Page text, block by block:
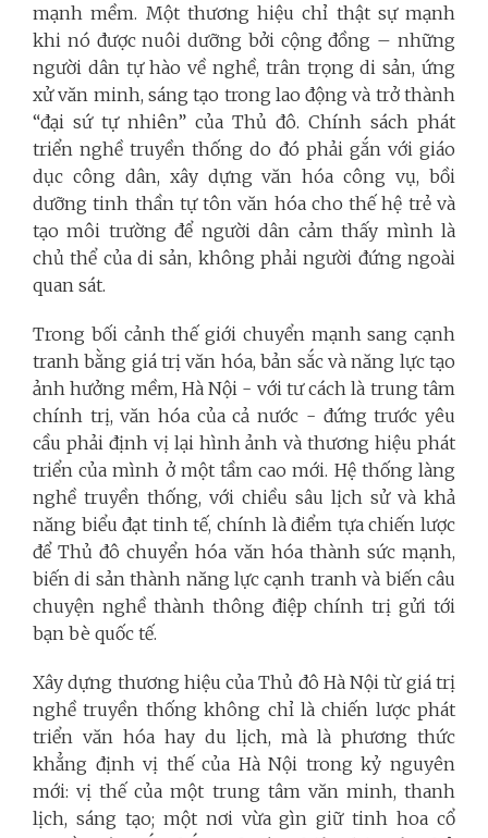
mạnh mềm. Một thương hiệu chỉ thật sự mạnh
khi nó được nuôi dưỡng bởi cộng đồng – những
người dân tự hào về nghề, trân trọng di sản, ứng
xử văn minh, sáng tạo trong lao động và trở thành
“đại sứ tự nhiên” của Thủ đô. Chính sách phát
triển nghề truyền thống do đó phải gắn với giáo
dục công dân, xây dựng văn hóa công vụ, bồi
dưỡng tinh thần tự tôn văn hóa cho thế hệ trẻ và
tạo môi trường để người dân cảm thấy mình là
chủ thể của di sản, không phải người đứng ngoài
quan sát.
Trong bối cảnh thế giới chuyển mạnh sang cạnh
tranh bằng giá trị văn hóa, bản sắc và năng lực tạo
ảnh hưởng mềm, Hà Nội - với tư cách là trung tâm
chính trị, văn hóa của cả nước - đứng trước yêu
cầu phải định vị lại hình ảnh và thương hiệu phát
triển của mình ở một tầm cao mới. Hệ thống làng
nghề truyền thống, với chiều sâu lịch sử và khả
năng biểu đạt tinh tế, chính là điểm tựa chiến lược
để Thủ đô chuyển hóa văn hóa thành sức mạnh,
biến di sản thành năng lực cạnh tranh và biến câu
chuyện nghề thành thông điệp chính trị gửi tới
bạn bè quốc tế.
Xây dựng thương hiệu của Thủ đô Hà Nội từ giá trị
nghề truyền thống không chỉ là chiến lược phát
triển văn hóa hay du lịch, mà là phương thức
khẳng định vị thế của Hà Nội trong kỷ nguyên
mới: vị thế của một trung tâm văn minh, thanh
lịch, sáng tạo; một nơi vừa gìn giữ tinh hoa cổ